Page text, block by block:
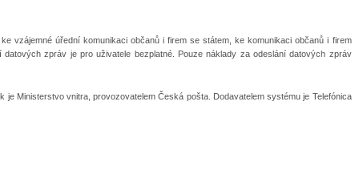
vzájemné úřední komunikaci občanů i firem se státem, ke komunikaci občanů i firem
zpráv je pro uživatele bezplatné. Pouze náklady za odeslání datových zpráv
Ministerstvo vnitra, provozovatelem Česká pošta. Dodavatelem systému je Telefónica